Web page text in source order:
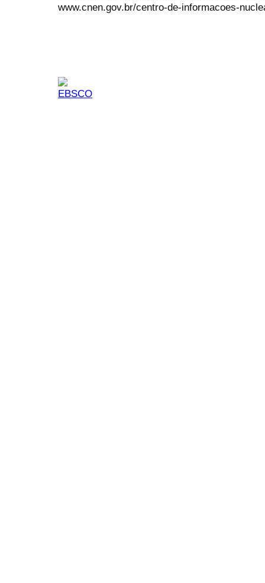
www.cnen.gov.br/centro-de-informacoes-